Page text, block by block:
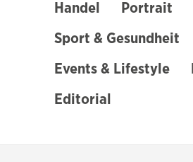
Handel Portrait
Sport & Gesundheit
Events & Lifestyle
Editorial